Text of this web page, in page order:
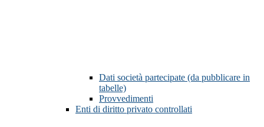
Dati società partecipate (da pubblicare in
tabelle)
Provvedimenti
Enti di diritto privato controllati